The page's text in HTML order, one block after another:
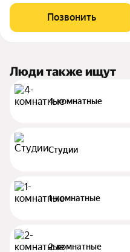
выполнен капитальный
заезжай и живи. Остается все
Позвонить
Люди также ищут
4-комнатные
Студии
1-комнатные
2-комнатные